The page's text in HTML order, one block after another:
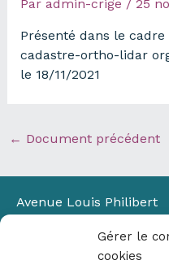
Gérer le
cookies
Par admin-crige / 25
Présenté dans le
cadastre-ortho-lidar
le 18/11/2021
← Document précédent
Avenue Louis Philibert
Bâtiment Laennec